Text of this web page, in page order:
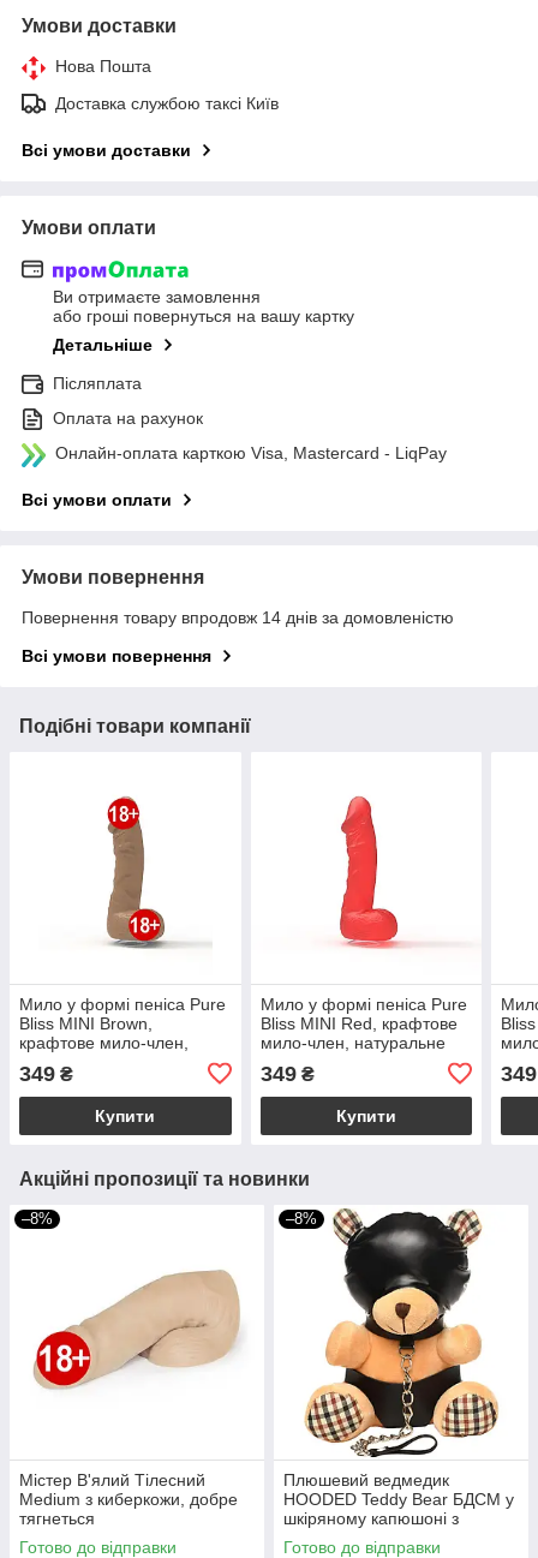
Умови доставки
Нова Пошта
Доставка службою таксі Київ
Всі умови доставки
Умови оплати
Ви отримаєте замовлення
або гроші повернуться на вашу картку
Детальніше
Післяплата
Оплата на рахунок
Онлайн-оплата карткою Visa, Mastercard - LiqPay
Всі умови оплати
Умови повернення
Повернення товару впродовж 14 днів за домовленістю
Всі умови повернення
Подібні товари компанії
Мило у формі пеніса Pure
Bliss MINI Brown,
крафтове мило-член,
349 ₴
Купити
Мило у формі пеніса Pure
Bliss MINI Red, крафтове
мило-член, натуральне
349₴
Купити
349
Акційні пропозиції та новинки
–8%
Містер В'ялий Тілесний
Medium з киберкожи, добре
тягнеться
Готово до відправки
–8%
Плюшевий ведмедик
HOODED Teddy Bear БДСМ у
шкіряному капюшоні з
повідцем, 23x16x12 см
Готово до відправки